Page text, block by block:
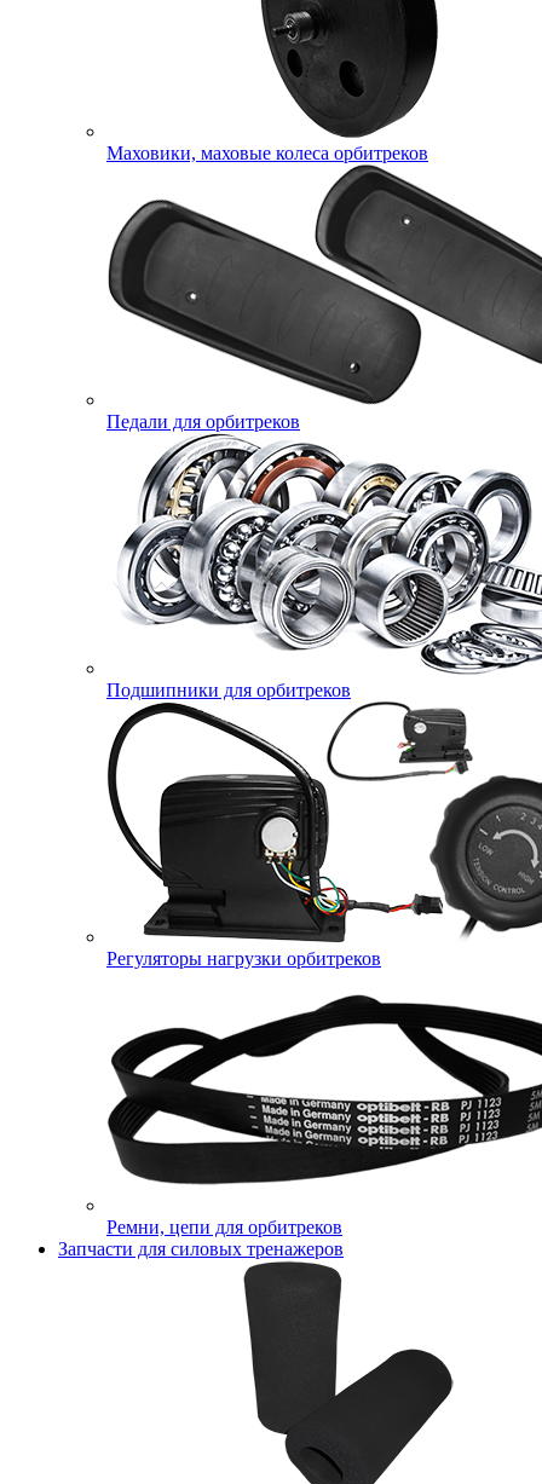
Маховики, маховые колеса орбитреков
Педали для орбитреков
Подшипники для орбитреков
Регуляторы нагрузки орбитреков
Ремни, цепи для орбитреков
Запчасти для силовых тренажеров